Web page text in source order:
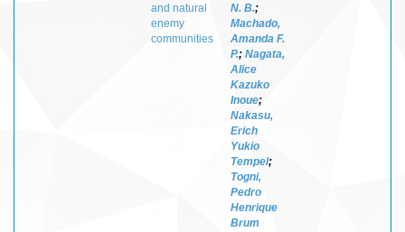
and natural
enemy
communities
N. B.;
Machado,
Amanda F.
P.; Nagata,
Alice
Kazuko
Inoue;
Nakasu,
Erich
Yukio
Tempel;
Togni,
Pedro
Henrique
Brum